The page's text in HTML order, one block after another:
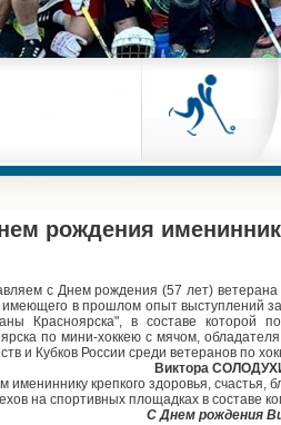
рождения
с Днем рождения (57 лет) ветерана
в прошлом опыт выступлений
Красноярска", в составе которой
по мини-хоккею с мячом,
и Кубков России среди ветеранов по
Виктора
имениннику крепкого здоровья, счастья,
на спортивных площадках в составе
С Днем рождения